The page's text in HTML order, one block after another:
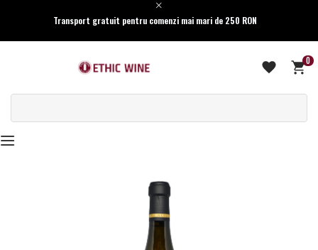
Transport gratuit pentru comenzi mai mari de 250 RON
0